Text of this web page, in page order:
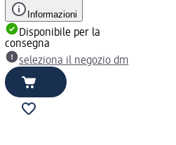
Informazioni
Disponibile per la
consegna
seleziona il negozio dm